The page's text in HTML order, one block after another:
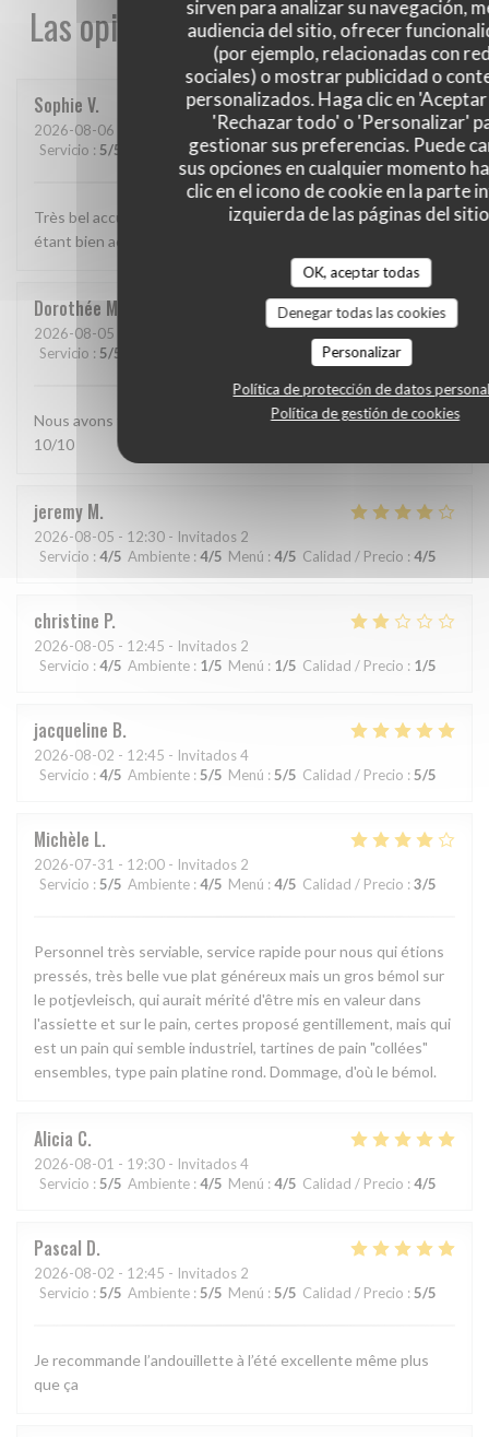
sirven para analizar su navegación,
audiencia del sitio, ofrecer
(por ejemplo, relacionadas con
sociales) o mostrar publicidad o
personalizados. Haga clic en
'Rechazar todo' o 'Personalizar'
gestionar sus preferencias. Puede
sus opciones en cualquier momento
clic en el icono de cookie en la parte
izquierda de las páginas del
OK, aceptar todas
Denegar todas las cookies
Personalizar
Política de protección de datos
Política de gestión de cookies
Las opiniones de nuestros clientes
Sophie V
2026-08-06 - 19:45 - Invitados 2
Servicio : 5/5 Ambiente:5/5 Menú: 5/5 Calidad / Precio: 5/5
Très bel accueil, vue magnifique et repas excellent tout en
étant bien accompagné que demander de plus...
Dorothée M
2026-08-05
Servicio : 5/5 Calidad / Precio
Nous avons très très bien mangé La carbonnade flamande
10/10
jeremy M
2026-08-05 - 12:30 - Invitados 2
Servicio : 4/5 Ambiente : 4/5 Menú : 4/5 Calidad / Precio : 4/5
christine P
2026-08-05 - 12:45 - Invitados 2
Servicio :4/5 Ambiente : 1/5 Menú : 1/5 Calidad / Precio : 1/5
jacqueline B
2026-08-02 - 12:45 - Invitados 4
Servicio : 4/5 Ambiente : 5/5 Menú : 5/5 Calidad / Precio : 5/5
Michèle L
2026-07-31 - 12:00 - Invitados 2
Servicio : 5/5 Ambiente : 4/5 Menú : 4/5 Calidad / Precio : 3/5
Personnel très serviable, service rapide pour nous qui étions
pressés, très belle vue plat généreux mais un gros bémol sur
le potjevleisch, qui aurait mérité d'être mis en valeur dans
l'assiette et sur le pain, certes proposé gentillement, mais qui
est un pain qui semble industriel, tartines de pain "collées"
ensembles, type pain platine rond. Dommage, d'où le bémol.
Alicia C
2026-08-01 - 19:30 - Invitados 4
Servicio : 5/5 Ambiente : 4/5 Menú : 4/5 Calidad / Precio : 4/5
Pascal D
2026-08-02 - 12:45 - Invitados 2
Servicio : 5/5 Ambiente : 5/5 Menú : 5/5 Calidad / Precio : 5/5
Je recommande l’andouillette à l’été excellente même plus
que ça